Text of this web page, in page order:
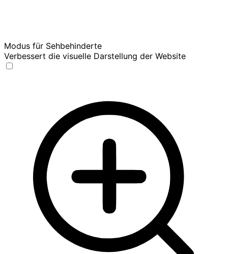
Modus für Sehbehinderte
Verbessert die visuelle Darstellung der Website